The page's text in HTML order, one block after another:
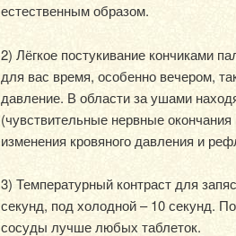
естественным образом.
2) Лёгкое постукивание кончиками
для вас время, особенно вечером,
давление. В области за ушами
(чувствительные нервные
изменения кровяного давления и
3) Температурный контраст для
секунд, под холодной – 10 секунд.
сосуды лучше любых таблеток.